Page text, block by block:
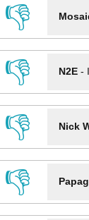
👎
👎
N2E-
👎
Nick
👎